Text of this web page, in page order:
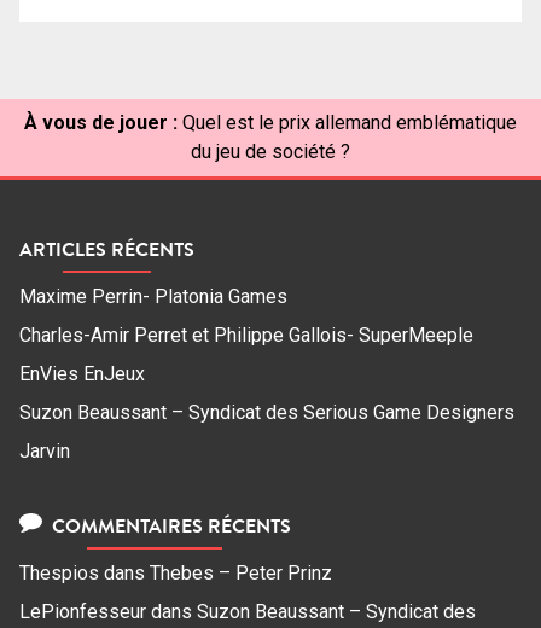
À vous de jouer : Quel est le prix allemand emblématique
du jeu de société ?
ARTICLES RÉCENTS
Maxime Perrin- Platonia Games
Charles-Amir Perret et Philippe Gallois- SuperMeeple
EnVies EnJeux
Suzon Beaussant – Syndicat des Serious Game Designers
Jarvin
COMMENTAIRES RÉCENTS
Thespios dans Thebes – Peter Prinz
LePionfesseur dans Suzon Beaussant – Syndicat des